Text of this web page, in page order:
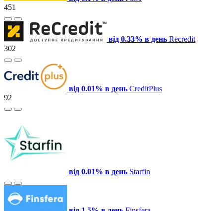
451
від 0.33% в день Recredit
302
від 0.01% в день CreditPlus
92
від 0.01% в день Starfin